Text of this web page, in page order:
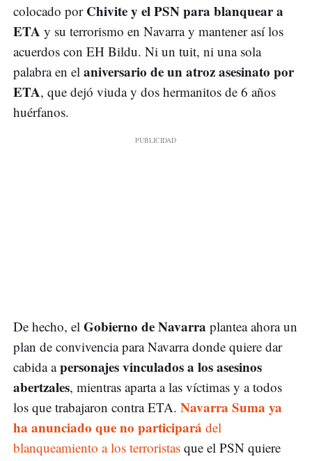
colocado por Chivite y el PSN para blanquear a
ETA y su terrorismo en Navarra y mantener así los
acuerdos con EH Bildu. Ni un tuit, ni una sola
palabra en el aniversario de un atroz asesinato por
ETA, que dejó viuda y dos hermanitos de 6 años
huérfanos.
De hecho, el Gobierno de Navarra plantea ahora un
plan de convivencia para Navarra donde quiere dar
cabida apersonajes vinculados a los asesinos
abertzales, mientras aparta a las víctimas y a todos
los que trabajaron contra ETA. Navarra Suma ya
ha anunciado que no participará del
blanqueamiento a los terroristas que el PSN quiere